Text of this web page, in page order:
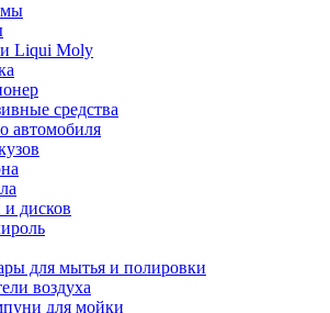
Liqui Moly
средства
автомобиля
дисков
для мытья и полировки
воздуха
для мойки